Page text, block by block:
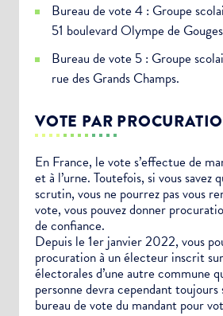
Bureau de vote 4 : Groupe
51 boulevard Olympe de Gouges
Bureau de vote 5 : Groupe
rue des Grands Champs.
VOTE PAR
En France, le vote s’effectue de
et à l’urne. Toutefois, si vous savez
scrutin, vous ne pourrez pas vous
vote, vous pouvez donner
de confiance.
Depuis le 1er janvier 2022, vous
procuration à un électeur inscrit
électorales d’une autre commune
personne devra cependant toujours
bureau de vote du mandant pour